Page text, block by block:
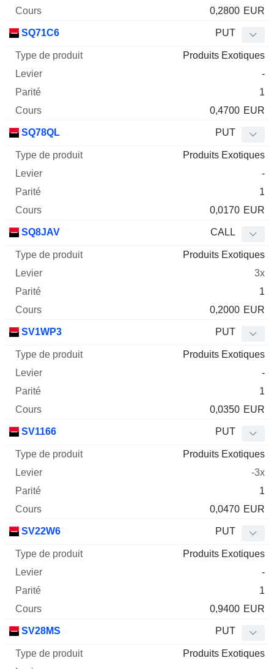
0,2800 EUR
SQ71C6 PUT
Produits Exotiques
-
1
0,4700 EUR
SQ78QL PUT
Produits Exotiques
-
1
0,0170 EUR
SQ8JAV CALL
Produits Exotiques
3x
1
0,2000 EUR
SV1WP3 PUT
Produits Exotiques
-
1
0,0350 EUR
SV1166 PUT
Produits Exotiques
-3x
1
0,0470 EUR
SV22W6 PUT
Produits Exotiques
-
1
0,9400 EUR
SV28MS PUT
Produits Exotiques